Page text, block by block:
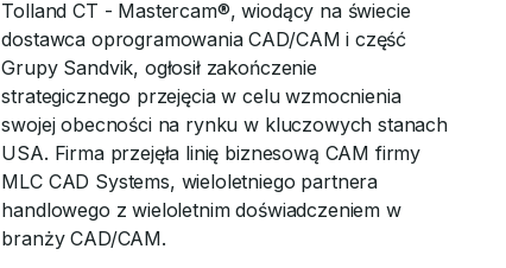
Tolland CT - Mastercam®, wiodący na świecie
dostawca oprogramowania CAD/CAM i część
Grupy Sandvik, ogłosił zakończenie
strategicznego przejęcia w celu wzmocnienia
swojej obecności na rynku w kluczowych stanach
USA. Firma przejęła linię biznesową CAM firmy
MLC CAD Systems, wieloletniego partnera
handlowego z wieloletnim doświadczeniem w
branży CAD/CAM.